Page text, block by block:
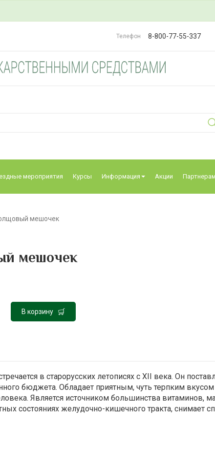
Телефон 8-800-77-55-337
мероприятия Курсы Информация Акции Партнерам
мешочек
мешочек
В корзину
в старорусских летописях с XII века. Он
бюджета. Обладает приятным, чуть терпким
Является источником большинства витаминов,
состояниях желудочно-кишечного тракта, снимает